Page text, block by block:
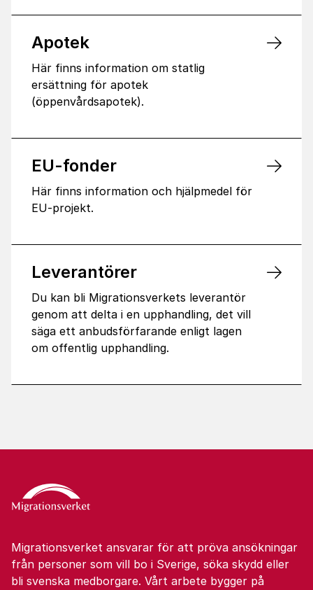
Apotek
Här finns information om statlig
ersättning för apotek
(öppenvårdsapotek).
EU-fonder
Här finns information och hjälpmedel för
EU-projekt.
Leverantörer
Du kan bli Migrationsverkets leverantör
genom att delta i en upphandling, det vill
säga ett anbudsförfarande enligt lagen
om offentlig upphandling.
Migrationsverket ansvarar för att pröva ansökningar
från personer som vill bo i Sverige, söka skydd eller
bli svenska medborgare. Vårt arbete bygger på